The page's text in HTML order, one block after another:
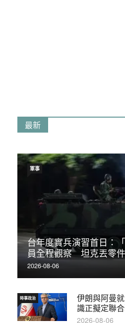
最新
台年度實兵演習首日：
員全程觀察 坦克丟零
2026-08-06
軍事
伊朗與阿曼
識正擬定聯
時事政治
2026-08-06